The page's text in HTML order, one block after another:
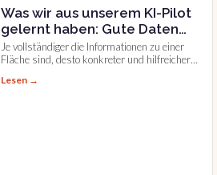
Was wir aus unserem KI-Pilot
gelernt haben: Gute Daten
sind wichtiger als gute KI
Je vollständiger die Informationen zu einer
Fläche sind, desto konkreter und hilfreicher
einem echten Praxistest mit Betrieben in
Lesen →